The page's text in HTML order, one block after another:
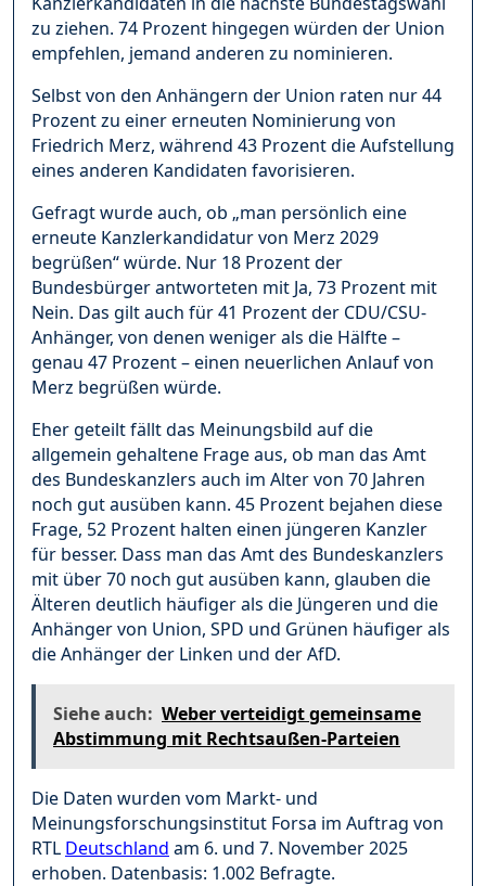
zu ziehen. 74 Prozent hingegen würden der Union
empfehlen, jemand anderen zu nominieren.
Selbst von den Anhängern der Union raten nur 44
Prozent zu einer erneuten Nominierung von
Friedrich Merz, während 43 Prozent die Aufstellung
eines anderen Kandidaten favorisieren.
Gefragt wurde auch, ob „man persönlich eine
erneute Kanzlerkandidatur von Merz 2029
begrüßen“ würde. Nur 18 Prozent der
Bundesbürger antworteten mit Ja, 73 Prozent mit
Nein. Das gilt auch für 41 Prozent der CDU/CSU-
Anhänger, von denen weniger als die Hälfte –
genau 47 Prozent – einen neuerlichen Anlauf von
Merz begrüßen würde.
Eher geteilt fällt das Meinungsbild auf die
allgemein gehaltene Frage aus, ob man das Amt
des Bundeskanzlers auch im Alter von 70 Jahren
noch gut ausüben kann. 45 Prozent bejahen diese
Frage, 52 Prozent halten einen jüngeren Kanzler
für besser. Dass man das Amt des Bundeskanzlers
mit über 70 noch gut ausüben kann, glauben die
Älteren deutlich häufiger als die Jüngeren und die
Anhänger von Union, SPD und Grünen häufiger als
die Anhänger der Linken und der AfD.
Siehe auch: Weber verteidigt gemeinsame
Abstimmung mit Rechtsaußen-Parteien
Die Daten wurden vom Markt- und
Meinungsforschungsinstitut Forsa im Auftrag von
RTL Deutschland am 6. und 7. November 2025
erhoben. Datenbasis: 1.002 Befragte.